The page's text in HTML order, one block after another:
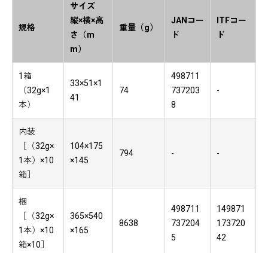
規格
サイズ
縦×横×高
さ（m
m）
重量（g）
JANコー
ド
ITFコー
ド
1箱
（32g×1
本）
33×51×1
41
74
498711
737203
8
-
内装
［（32g×
1本）×10
箱］
104×175
×145
794 - -
梱
［（32g×
1本）×10
箱×10］
365×540
×165
8638
498711
737204
5
149871
173720
42